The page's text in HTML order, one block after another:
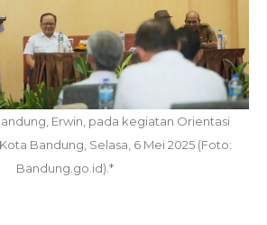
Erwin, pada kegiatan Orientasi
Bandung, Selasa, 6 Mei 2025 (Foto:
Bandung.go.id).*